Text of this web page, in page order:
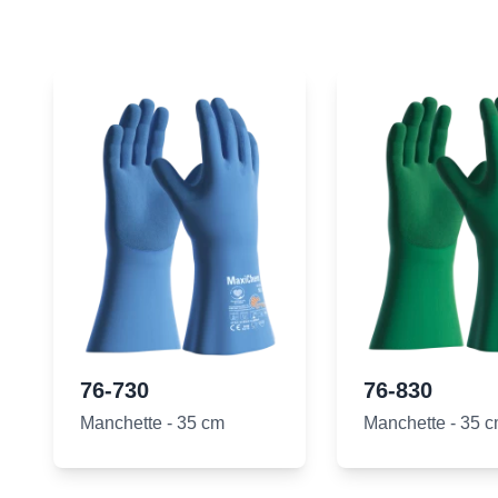
76-730
Manchette - 35 cm
76-830
Manchette - 35